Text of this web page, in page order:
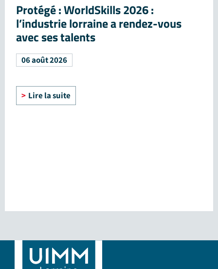
Protégé : WorldSkills 2026 :
l’industrie lorraine a rendez-vous
avec ses talents
06 août 2026
Lire la suite